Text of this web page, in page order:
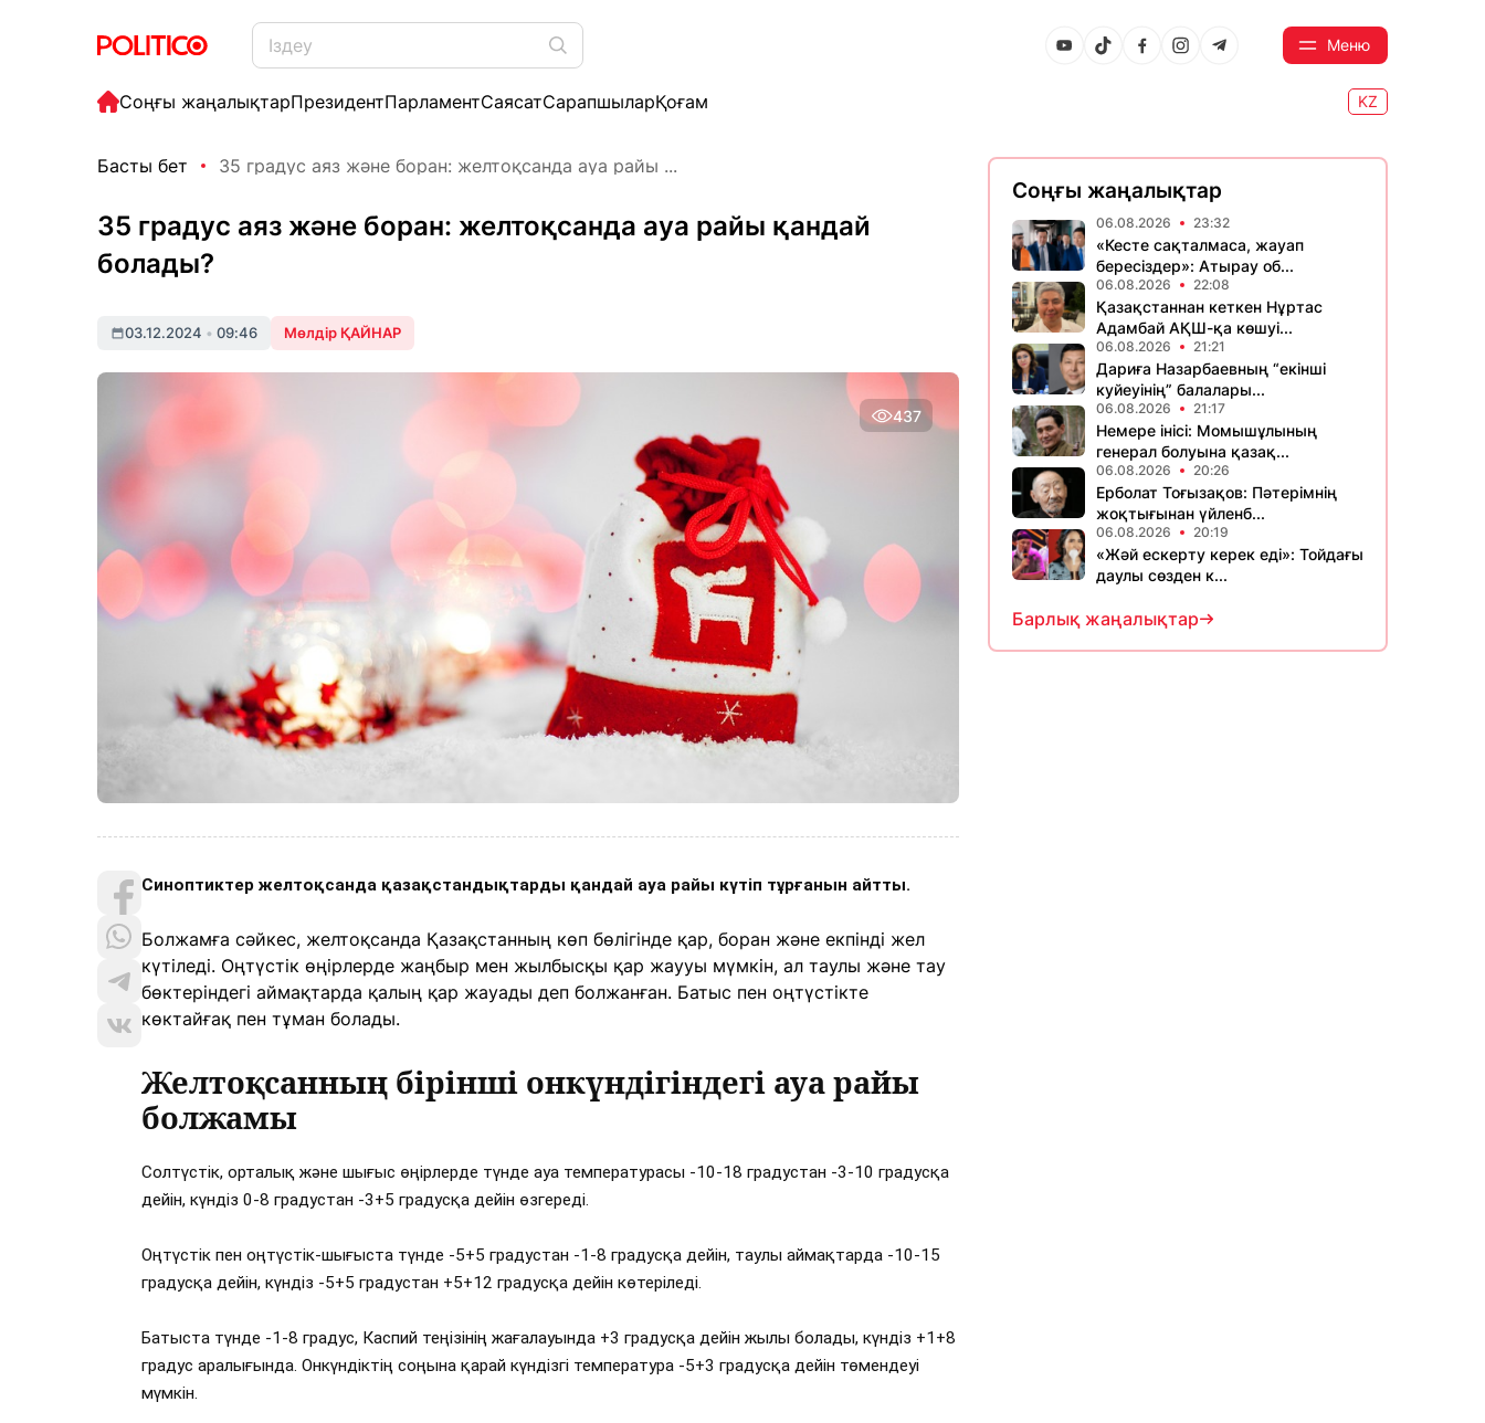
Меню
Соңғы жаңалықтарПрезидентПарламентСаясатСарапшыларҚоғам KZ
Басты бет 35 градус аяз және боран: желтоқсанда ауа райы ...
35 градус аяз және боран: желтоқсанда ауа райы қандай
болады?
03.12.2024 • 09:46 Мөлдір ҚАЙНАР
437
Синоптиктер желтоқсанда қазақстандықтарды қандай ауа райы күтіп тұрғанын айтты.
Болжамға сәйкес, желтоқсанда Қазақстанның көп бөлігінде қар, боран және екпінді жел
күтіледі. Оңтүстік өңірлерде жаңбыр мен жылбысқы қар жаууы мүмкін, ал таулы және тау
бөктеріндегі аймақтарда қалың қар жауады деп болжанған. Батыс пен оңтүстікте
көктайғақ пен тұман болады.
Желтоқсанның бірінші онкүндігіндегі ауа райы
болжамы
Солтүстік, орталық және шығыс өңірлерде түнде ауа температурасы -10-18 градустан -3-10 градусқа
дейін, күндіз 0-8 градустан -3+5 градусқа дейін өзгереді.
Оңтүстік пен оңтүстік-шығыста түнде -5+5 градустан -1-8 градусқа дейін, таулы аймақтарда -10-15
градусқа дейін, күндіз -5+5 градустан +5+12 градусқа дейін көтеріледі.
Батыста түнде -1-8 градус, Каспий теңізінің жағалауында +3 градусқа дейін жылы болады, күндіз +1+8
градус аралығында. Онкүндіктің соңына қарай күндізгі температура -5+3 градусқа дейін төмендеуі
мүмкін.
Соңғы жаңалықтар
06.08.2026 23:32
«Кесте сақталмаса, жауап
бересіздер»: Атырау об...
06.08.2026 22:08
Қазақстаннан кеткен Нұртас
Адамбай АҚШ-қа көшуі...
06.08.2026 21:21
Дариға Назарбаевның “екінші
куйеуінің” балалары...
06.08.2026 21:17
Немере інісі: Момышұлының
генерал болуына қазақ...
06.08.2026 20:26
Ерболат Тоғызақов: Пәтерімнің
жоқтығынан үйленб...
06.08.2026 20:19
«Жәй ескерту керек еді»: Тойдағы
даулы сөзден к...
Барлық жаңалықтар